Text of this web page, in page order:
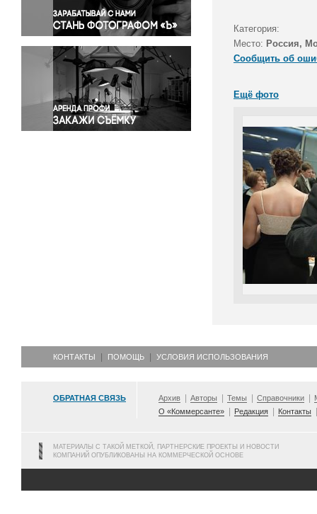
Происшествия и конфликты
Религия
Светская жизнь
Спорт
Экология
Экономика и бизнес
Категория:
Место: Россия,
Сообщить об
Ещё фото
КОНТАКТЫ ПОМОЩЬ УСЛОВИЯ ИСПОЛЬЗОВАНИЯ
ОБРАТНАЯ СВЯЗЬ Архив Авторы Темы Справочники
О «Коммерсанте»
Редакция Контакты
МАТЕРИАЛЫ С ТАКОЙ МЕТКОЙ, ПАРТНЕРСКИЕ ПРОЕКТЫ И НОВОСТИ
КОМПАНИЙ ОПУБЛИКОВАНЫ НА КОММЕРЧЕСКОЙ ОСНОВЕ